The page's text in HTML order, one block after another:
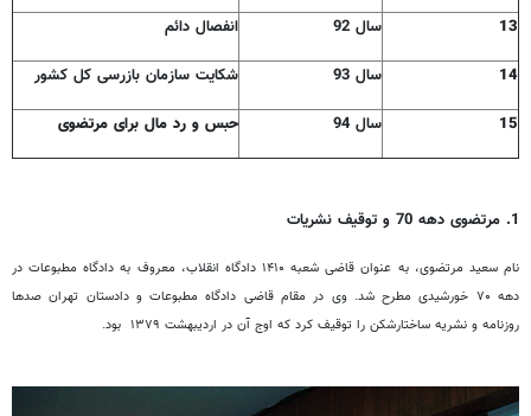
13 سال 92 انفصال دائم
14 سال 93 شکایت سازمان بازرسی کل کشور
15 سال 94 حبس و رد مال برای مرتضوی
1. مرتضوی دهه 70 و توقیف نشریات
نام سعید مرتضوی، به عنوان قاضی شعبه ۱۴۱۰ دادگاه انقلاب، معروف به دادگاه مطبوعات در
دهه ۷۰ خورشیدی مطرح شد. وی در مقام قاضی دادگاه مطبوعات و دادستان تهران صدها
روزنامه و نشریه ساختارشکن را توقیف کرد که اوج آن در اردیبهشت ۱۳۷۹ بود.